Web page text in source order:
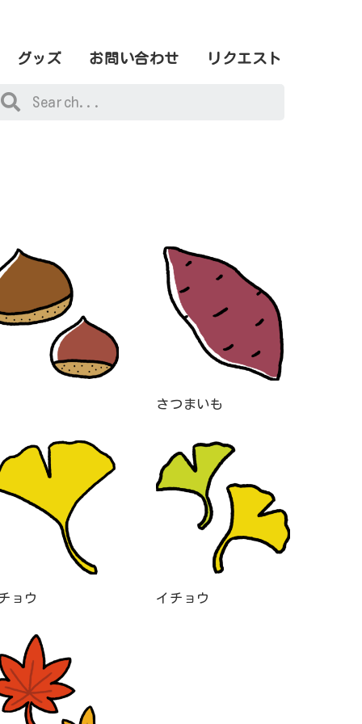
グッズ お問い合わせ リクエスト
さつまいも
ョウ イチョウ